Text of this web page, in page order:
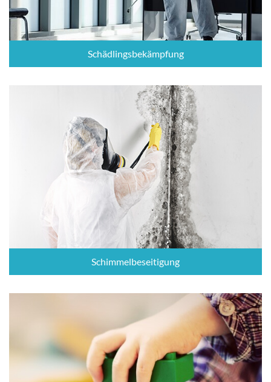
Schädlingsbekämpfung
Schimmelbeseitigung